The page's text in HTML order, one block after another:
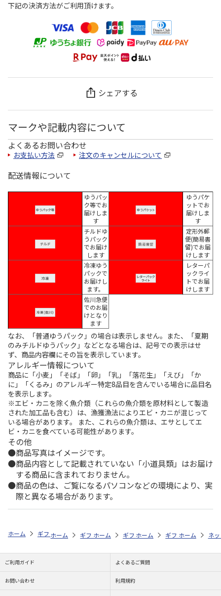
下記の決済方法がご利用頂けます。
シェアする
マークや記載内容について
よくあるお問い合わせ
お支払い方法 注文のキャンセルについて
配送情報について
ゆうパッ
ク等でお
届けしま
す
ゆうパケ
ットでお
届けしま
す
チルドゆ
うパック
でお届け
します
定形外郵
便(簡易書
留)でお届
けします
冷凍ゆう
パックで
お届けし
ます。
レターパ
ックライ
トでお届
けします
佐川急便
でのお届
けとなり
ます
なお、「普通ゆうパック」の場合は表示しません。また、「夏期
のみチルドゆうパック」などとなる場合は、記号での表示はせ
ず、商品内容欄にその旨を表示しています。
アレルギー情報について
商品に「小麦」「そば」「卵」「乳」「落花生」「えび」「か
に」「くるみ」のアレルギー特定8品目を含んでいる場合に品目名
を表示します。
※エビ・カニを除く魚介類（これらの魚介類を原材料として製造
された加工品も含む）は、漁獲漁法によりエビ・カニが混じって
いる場合があります。 また、これらの魚介類は、エサとしてエ
ビ・カニを食べている可能性があります。
その他
商品写真はイメージです。
商品内容として記載されていない「小道具類」はお届け
する商品に含まれておりません。
商品の色は、ご覧になるパソコンなどの環境により、実
際と異なる場合があります。
ホーム ギフトストア お中元・夏ギフト特集 2026 お菓子・スイーツ
ホーム ギフトストア お中元・夏ギフト特集 2026
ホーム ギフトストア お中元・夏ギフト
ホーム ギフトストア お
ホーム ネ
ご利用ガイド よくあるご質問
お問い合わせ 利用規約